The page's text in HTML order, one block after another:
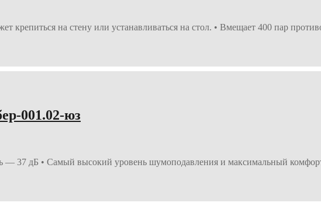
крепиться на стену или устанавливаться на стол. • Вмещает 400 пар
001.02-юз
37 дБ • Самый высокий уровень шумоподавления и максимальный